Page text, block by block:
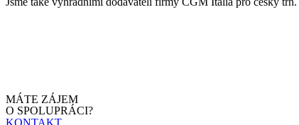
MÁTE ZÁJEM
O SPOLUPRÁCI?